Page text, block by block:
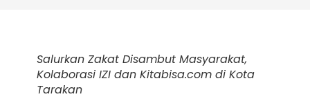
Salurkan Zakat Disambut Masyarakat,
Kolaborasi IZI dan Kitabisa.com di Kota
Tarakan